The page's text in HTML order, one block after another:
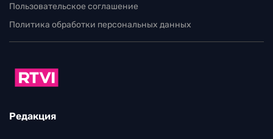
Пользовательское соглашение
Политика обработки персональных данных
Редакция